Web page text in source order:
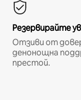
Резервирайте
Отзиви от
денонощна
престой.